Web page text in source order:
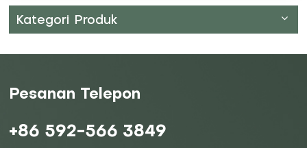
Kategori Produk
Pesanan Telepon
+86 592-566 3849